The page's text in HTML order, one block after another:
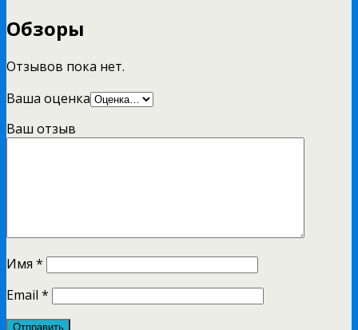
Обзоры
Отзывов пока нет.
Ваша оценка
Ваш отзыв
Имя *
Email *